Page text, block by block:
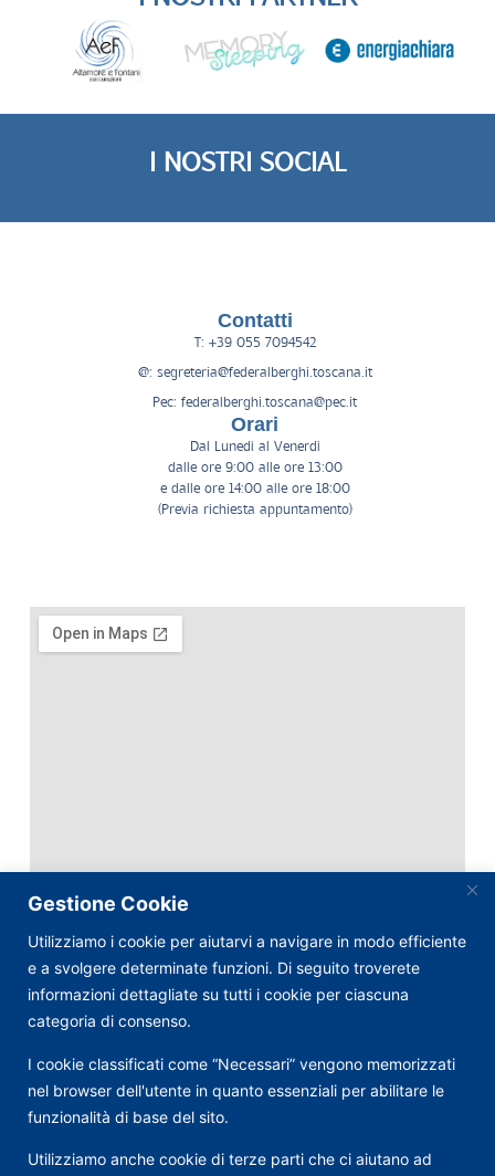
Gestione Cookie
Utilizziamo i cookie per aiutarvi a navigare in modo efficiente
e a svolgere determinate funzioni. Di seguito troverete
informazioni dettagliate su tutti i cookie per ciascuna
categoria di consenso.
I cookie classificati come “Necessari” vengono memorizzati
nel browser dell'utente in quanto essenziali per abilitare le
funzionalità di base del sito.
Utilizziamo anche cookie di terze parti che ci aiutano ad
I NOSTRI SOCIAL
Contatti
T: +39 055 7094542
@: segreteria@federalberghi.toscana.it
Pec: federalberghi.toscana@pec.it
Orari
Dal Lunedì al Venerdì
dalle ore 9:00 alle ore 13:00
e dalle ore 14:00 alle ore 18:00
(Previa richiesta appuntamento)